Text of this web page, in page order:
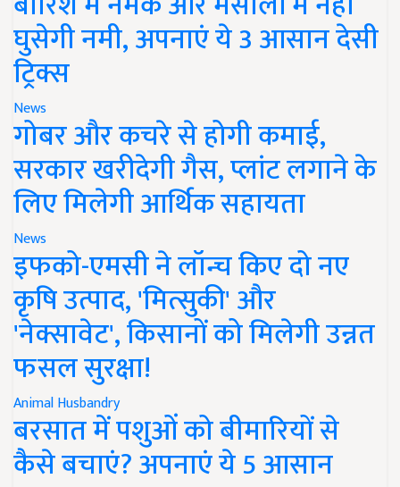
घुसेगी नमी, अपनाएं ये 3 आसान देसी
ट्रिक्स
News
गोबर और कचरे से होगी कमाई,
सरकार खरीदेगी गैस, प्लांट लगाने के
लिए मिलेगी आर्थिक सहायता
News
इफको-एमसी ने लॉन्च किए दो नए
कृषि उत्पाद, 'मित्सुकी' और
'नेक्सावेट', किसानों को मिलेगी उन्नत
फसल सुरक्षा!
Animal Husbandry
बरसात में पशुओं को बीमारियों से
कैसे बचाएं? अपनाएं ये 5 आसान